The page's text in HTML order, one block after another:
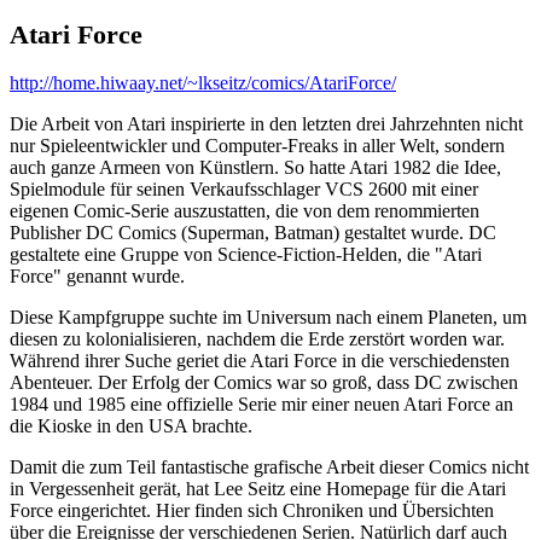
Atari Force
http://home.hiwaay.net/~lkseitz/comics/AtariForce/
Die Arbeit von Atari inspirierte in den letzten drei Jahrzehnten nicht
nur Spieleentwickler und Computer-Freaks in aller Welt, sondern
auch ganze Armeen von Künstlern. So hatte Atari 1982 die Idee,
Spielmodule für seinen Verkaufsschlager VCS 2600 mit einer
eigenen Comic-Serie auszustatten, die von dem renommierten
Publisher DC Comics (Superman, Batman) gestaltet wurde. DC
gestaltete eine Gruppe von Science-Fiction-Helden, die "Atari
Force" genannt wurde.
Diese Kampfgruppe suchte im Universum nach einem Planeten, um
diesen zu kolonialisieren, nachdem die Erde zerstört worden war.
Während ihrer Suche geriet die Atari Force in die verschiedensten
Abenteuer. Der Erfolg der Comics war so groß, dass DC zwischen
1984 und 1985 eine offizielle Serie mir einer neuen Atari Force an
die Kioske in den USA brachte.
Damit die zum Teil fantastische grafische Arbeit dieser Comics nicht
in Vergessenheit gerät, hat Lee Seitz eine Homepage für die Atari
Force eingerichtet. Hier finden sich Chroniken und Übersichten
über die Ereignisse der verschiedenen Serien. Natürlich darf auch